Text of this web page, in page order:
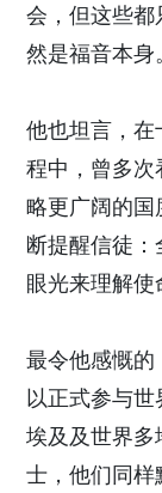
会，但这些都
然是福音本身
他也坦言，在
程中，曾多次
略更广阔的国
断提醒信徒
眼光来理解使
最令他感慨
以正式参与世
埃及及世界多
士，他们同样